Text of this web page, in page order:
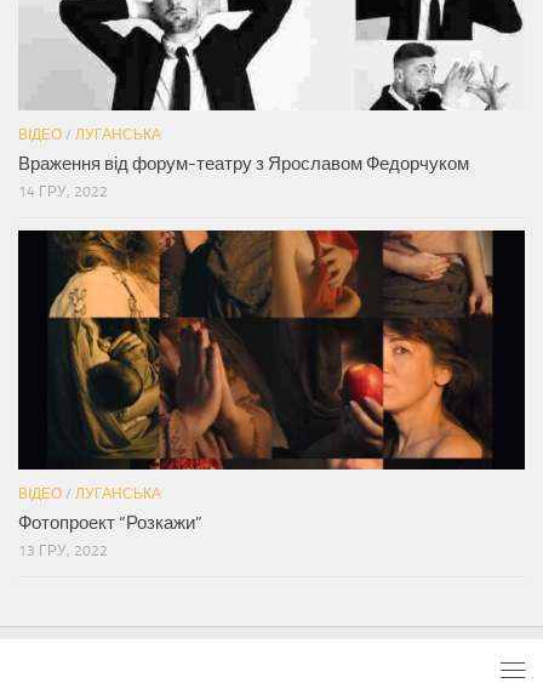
ВІДЕО / ЛУГАНСЬКА
Враження від форум-театру з Ярославом Федорчуком
14 ГРУ, 2022
ВІДЕО / ЛУГАНСЬКА
Фотопроект “Розкажи”
13 ГРУ, 2022